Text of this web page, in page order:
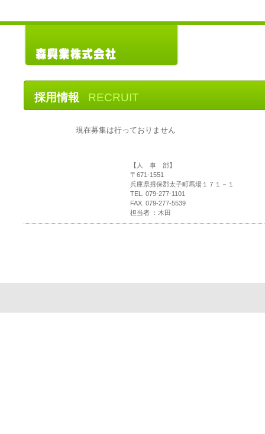
採用情報 RECRUIT
現在募集は行っておりません
【人 事 部】
〒671-1551
兵庫県揖保郡太子町馬場１７１－１
TEL. 079-277-1101
FAX. 079-277-5539
担当者 ：木田